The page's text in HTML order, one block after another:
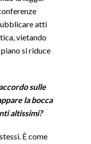
atti
vietando
si riduce
sulle
la bocca
altissimi?
È come